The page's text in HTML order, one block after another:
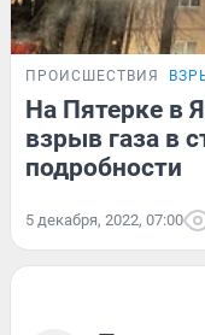
ПРОИСШЕСТВИЯ
На Пятерке в
взрыв газа в
подробности
5 декабря, 2022, 07:00